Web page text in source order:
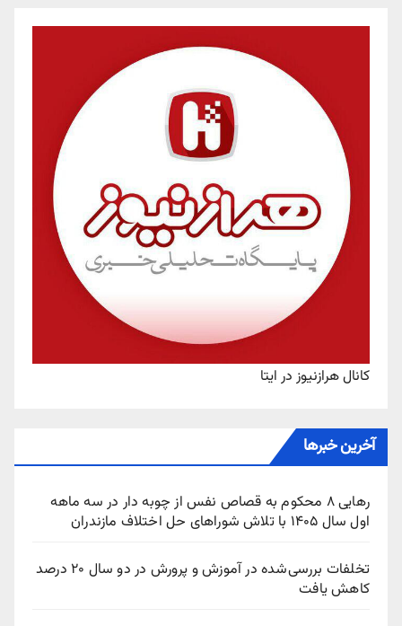
کانال هرازنیوز در ایتا
آخرین خبرها
رهایی ۸ محکوم به قصاص نفس از چوبه‌ دار در سه ماهه
اول سال ۱۴۰۵ با تلاش شوراهای حل اختلاف مازندران
تخلفات بررسی‌شده در آموزش و پرورش در دو سال ۲۰ درصد
کاهش یافت